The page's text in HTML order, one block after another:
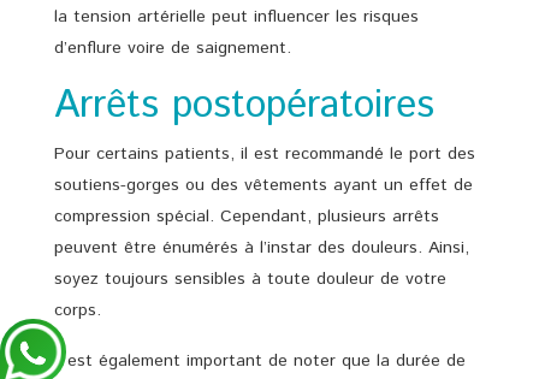
la tension artérielle peut influencer les risques
d’enflure voire de saignement.
Arrêts postopératoires
Pour certains patients, il est recommandé le port des
soutiens-gorges ou des vêtements ayant un effet de
compression spécial. Cependant, plusieurs arrêts
peuvent être énumérés à l’instar des douleurs. Ainsi,
soyez toujours sensibles à toute douleur de votre
corps.
Il est également important de noter que la durée de